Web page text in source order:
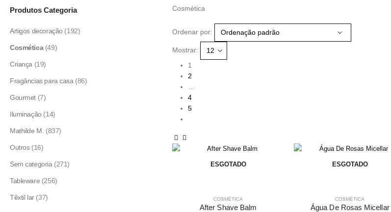
Cosmética
Ordenar por:
Mostrar:
1
2
4
5
ESGOTADO
COSMÉTICA
After Shave Balm
ESGOTADO
COSMÉTICA
Água De Rosas Micellar
Produtos Categoria
Artigos decoração (192)
Cosmética (49)
Criança (19)
Fragâncias para casa (86)
Gourmet (7)
Iluminação (14)
Mathilde M. (837)
Outros (16)
Sem categoria (271)
Tableware (256)
Têxtil lar (37)